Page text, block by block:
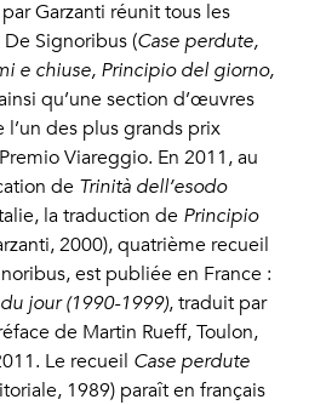
Garzanti réunit tous les
Signoribus (Case perdute,
e chiuse, Principio del giorno,
qu’une section d’œuvres
des plus grands prix
Viareggio. En 2011, au
de Trinità dell’esodo
la traduction de Principio
2000), quatrième recueil
est publiée en France :
jour (1990-1999), traduit par
de Martin Rueff, Toulon,
Le recueil Case perdute
1989) paraît en français